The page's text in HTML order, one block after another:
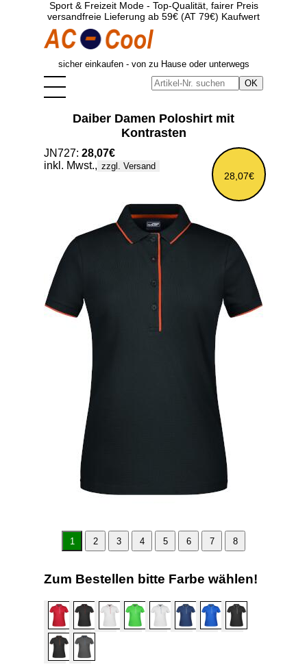
Sport & Freizeit Mode - Top-Qualität, fairer Preis
versandfreie Lieferung ab 59€ (AT 79€) Kaufwert
sicher einkaufen - von zu Hause oder unterwegs
Daiber Damen Poloshirt mit
Kontrasten
28,07€
JN727: 28,07€
inkl. Mwst., zzgl. Versand
1 2 3 4 5 6 7 8
Zum Bestellen bitte Farbe wählen!